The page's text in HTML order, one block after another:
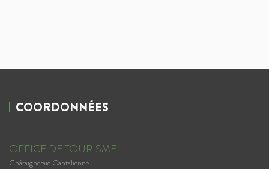
COORDONNÉES
OFFICE DE TOURISME
Châtaigneraie Cantalienne